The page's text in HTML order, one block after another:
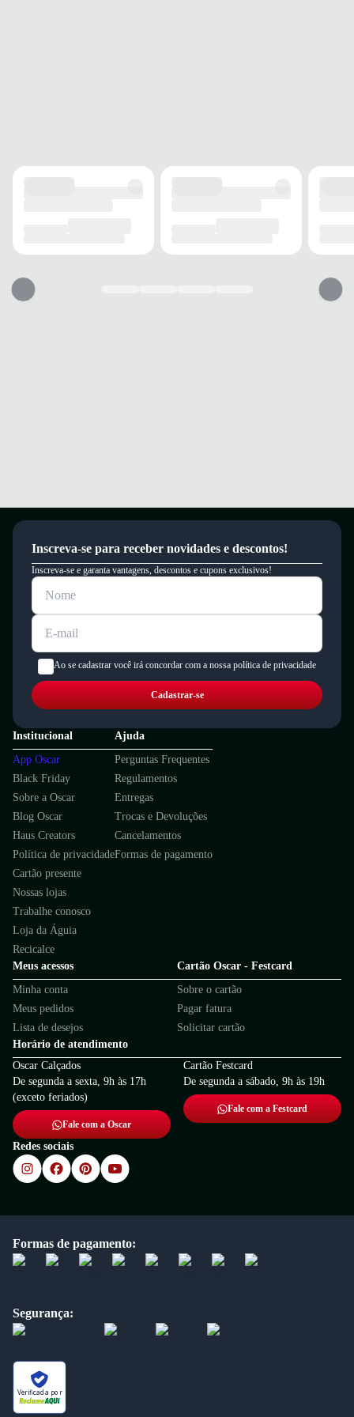
Inscreva-se para receber novidades e descontos!
Inscreva-se e garanta vantagens, descontos e cupons exclusivos!
Ao se cadastrar você irá concordar com a nossa política de privacidade
Cadastrar-se
Institucional
App Oscar
Black Friday
Sobre a Oscar
Blog Oscar
Haus Creators
Política de privacidade
Cartão presente
Nossas lojas
Trabalhe conosco
Loja da Águia
Recicalce
Ajuda
Perguntas Frequentes
Regulamentos
Entregas
Trocas e Devoluções
Cancelamentos
Formas de pagamento
Meus acessos
Minha conta
Meus pedidos
Lista de desejos
Cartão Oscar - Festcard
Sobre o cartão
Pagar fatura
Solicitar cartão
Horário de atendimento
Oscar Calçados
De segunda a sexta, 9h às 17h
(exceto feriados)
Fale com a Oscar
Cartão Festcard
De segunda a sábado, 9h às 19h
Fale com a Festcard
Redes sociais
Formas de pagamento:
Segurança:
Verificada por